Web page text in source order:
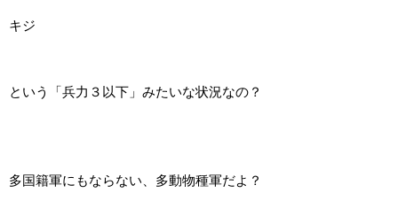
キジ
という「兵力３以下」みたいな状況なの？
多国籍軍にもならない、多動物種軍だよ？